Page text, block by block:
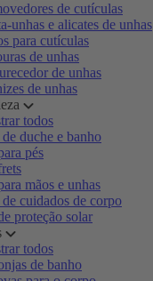
de cutículas
unhas e alicates de unhas
para cutículas
de unhas
de unhas
de unhas
todos
duche e banho
pés
mãos e unhas
cuidados de corpo
proteção solar
todos
de banho